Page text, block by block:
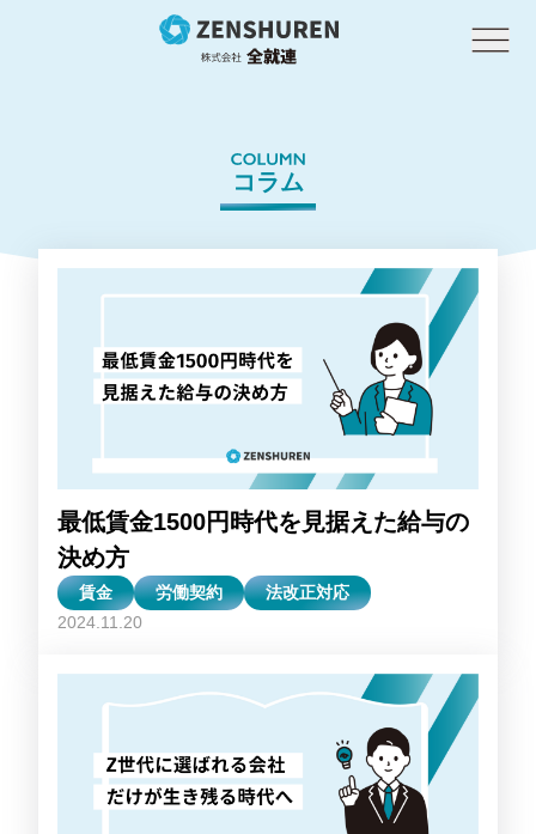
コラム
最低賃金1500円時代を見据えた給与の
決め方
賃金 労働契約
法改正対応
2024.11.20